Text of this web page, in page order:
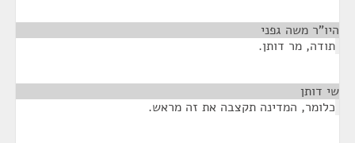
היו"ר משה גפני
תודה, מר דותן.
שי דותן
כלומר, המדינה תקצבה את זה מראש.